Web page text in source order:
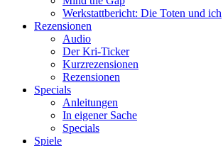
Werkstattbericht: Die Toten und ich
Rezensionen
Audio
Der Kri-Ticker
Kurzrezensionen
Rezensionen
Specials
Anleitungen
In eigener Sache
Specials
Spiele